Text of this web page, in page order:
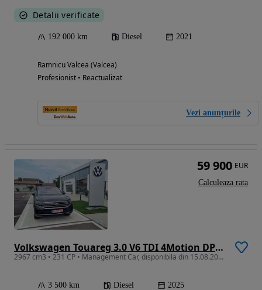
Detalii verificate
192 000 km Diesel 2021
Ramnicu Valcea (Valcea)
Profesionist • Reactualizat
Vezi anunțurile
Volkswagen Touareg 3.0 V6 TDI 4Motion DPF Automatik
2967 cm3 • 231 CP • Management Car, disponibila din 15.08.2026
3 500 km Diesel 2025
59 900 EUR
Calculeaza rata